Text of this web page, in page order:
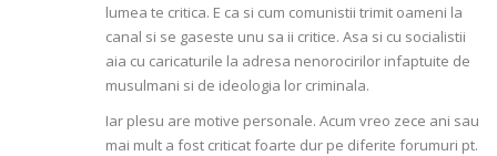
lumea te critica. E ca si cum comunistii trimit oameni la
canal si se gaseste unu sa ii critice. Asa si cu socialistii
aia cu caricaturile la adresa nenorocirilor infaptuite de
musulmani si de ideologia lor criminala.
Iar plesu are motive personale. Acum vreo zece ani sau
mai mult a fost criticat foarte dur pe diferite forumuri pt.